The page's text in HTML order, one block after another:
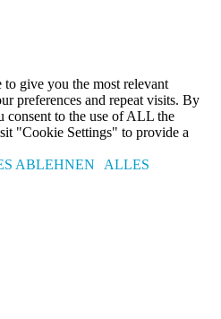
to give you the most relevant
preferences and repeat visits. By
to the use of ALL the
"Cookie Settings" to provide a
ABLEHNEN
ALLES